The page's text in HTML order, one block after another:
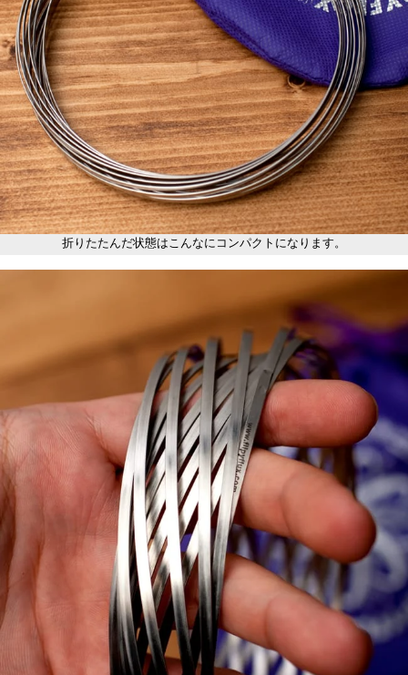
折りたたんだ状態はこんなにコンパクトになります。